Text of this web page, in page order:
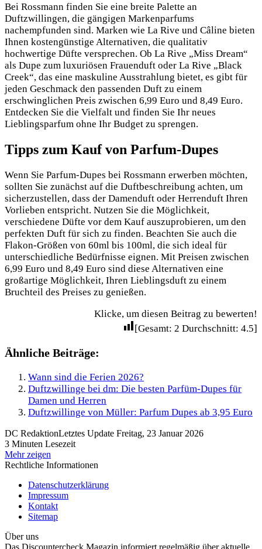
Bei Rossmann finden Sie eine breite Palette an
Duftzwillingen, die gängigen Markenparfums
nachempfunden sind. Marken wie La Rive und Câline bieten
Ihnen kostengünstige Alternativen, die qualitativ
hochwertige Düfte versprechen. Ob La Rive „Miss Dream“
als Dupe zum luxuriösen Frauenduft oder La Rive „Black
Creek“, das eine maskuline Ausstrahlung bietet, es gibt für
jeden Geschmack den passenden Duft zu einem
erschwinglichen Preis zwischen 6,99 Euro und 8,49 Euro.
Entdecken Sie die Vielfalt und finden Sie Ihr neues
Lieblingsparfum ohne Ihr Budget zu sprengen.
Tipps zum Kauf von Parfum-Dupes
Wenn Sie Parfum-Dupes bei Rossmann erwerben möchten,
sollten Sie zunächst auf die Duftbeschreibung achten, um
sicherzustellen, dass der Damenduft oder Herrenduft Ihren
Vorlieben entspricht. Nutzen Sie die Möglichkeit,
verschiedene Düfte vor dem Kauf auszuprobieren, um den
perfekten Duft für sich zu finden. Beachten Sie auch die
Flakon-Größen von 60ml bis 100ml, die sich ideal für
unterschiedliche Bedürfnisse eignen. Mit Preisen zwischen
6,99 Euro und 8,49 Euro sind diese Alternativen eine
großartige Möglichkeit, Ihren Lieblingsduft zu einem
Bruchteil des Preises zu genießen.
Klicke, um diesen Beitrag zu bewerten!
[Gesamt: 2 Durchschnitt: 4.5]
Ähnliche Beiträge:
Wann sind die Ferien 2026?
Duftzwillinge bei dm: Die besten Parfüm-Dupes für
Damen und Herren
Duftzwillinge von Müller: Parfum Dupes ab 3,95 Euro
DC RedaktionLetztes Update Freitag, 23 Januar 2026
3 Minuten Lesezeit
Mehr zeigen
Rechtliche Informationen
Datenschutzerklärung
Impressum
Kontakt
Sitemap
Über uns
Das Discountercheck Magazin informiert regelmäßig über aktuelle